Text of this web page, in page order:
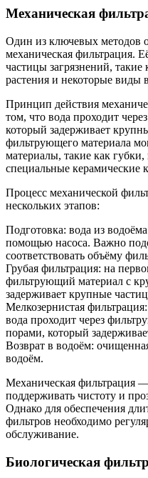
Механическая
Один из ключевых методов
механическая фильтрация.
частицы загрязнений,
растения и некоторые виды
Принцип действия
том, что вода проходит
который задерживает
фильтрующего материала
материалы, такие как
специальные керамические
Процесс механической
нескольких этапов:
Подготовка: вода из
помощью насоса. Важно
соответствовать объёму
Грубая фильтрация: на
фильтрующий материал с
задерживает крупные
Мелкозернистая
вода проходит через
порами, который
Возврат в водоём:
водоём.
Механическая фильтрация
поддерживать чистоту и
Однако для обеспечения
фильтров необходимо
обслуживание.
Биологическая